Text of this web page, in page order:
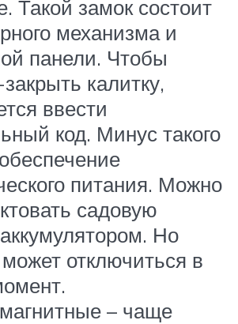
Такой замок состоит
механизма и
панели. Чтобы
калитку,
ввести
код. Минус такого
питания. Можно
садовую
Но
отключиться в
– чаще